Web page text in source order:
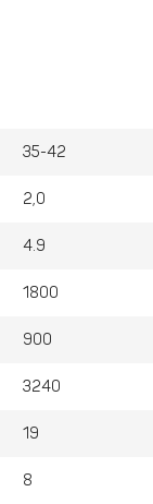
35-42
2,0
4.9
1800
900
3240
19
8